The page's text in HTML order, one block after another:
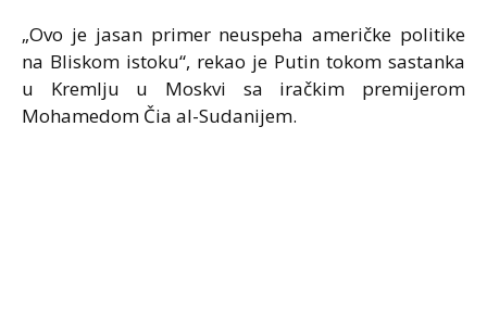
„Ovo je jasan primer neuspeha američke politike
na Bliskom istoku“, rekao je Putin tokom sastanka
u Kremlju u Moskvi sa iračkim premijerom
Mohamedom Čia al-Sudanijem.